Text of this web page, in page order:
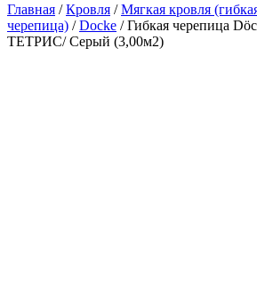
Главная /Кровля /Мягкая кровля
черепица) /Docke / Гибкая черепица
ТЕТРИС/ Серый (3,00м2)